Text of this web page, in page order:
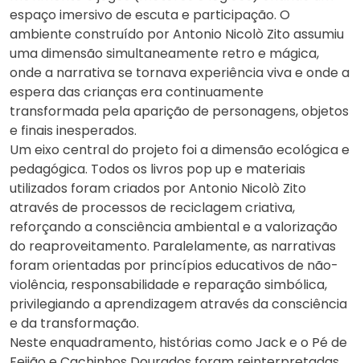
espaço imersivo de escuta e participação. O
ambiente construído por Antonio Nicolò Zito assumiu
uma dimensão simultaneamente retro e mágica,
onde a narrativa se tornava experiência viva e onde a
espera das crianças era continuamente
transformada pela aparição de personagens, objetos
e finais inesperados.
Um eixo central do projeto foi a dimensão ecológica e
pedagógica. Todos os livros pop up e materiais
utilizados foram criados por Antonio Nicolò Zito
através de processos de reciclagem criativa,
reforçando a consciência ambiental e a valorização
do reaproveitamento. Paralelamente, as narrativas
foram orientadas por princípios educativos de não-
violência, responsabilidade e reparação simbólica,
privilegiando a aprendizagem através da consciência
e da transformação.
Neste enquadramento, histórias como Jack e o Pé de